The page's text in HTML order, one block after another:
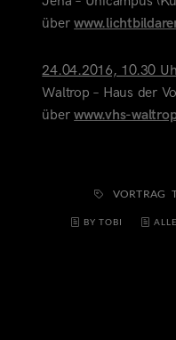
über
24.04.2016, 10.30
Waltrop – Haus der
überwww.vhs-
VORTRAG
BY TOBI ALLE